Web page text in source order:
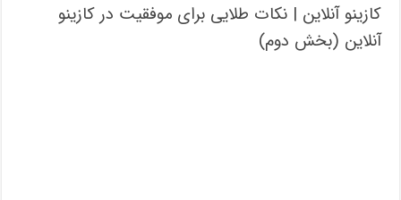
کازینو آنلاین | نکات طلایی برای موفقیت در کازینو
آنلاین (بخش دوم)